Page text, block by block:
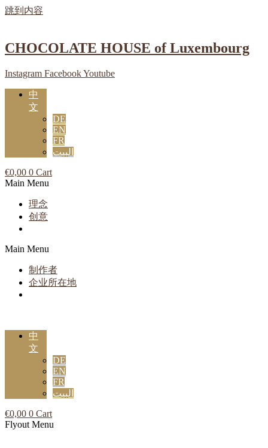
跳到内容
CHOCOLATE HOUSE of Luxembourg
Instagram FacebookYoutube
中
文
DE
EN
FR
البيت
€0,00 0 Cart
Main Menu
理念
创意
Main Menu
制作者
企业所在地
中
文
DE
EN
FR
البيت
€0,00 0 Cart
Flyout Menu